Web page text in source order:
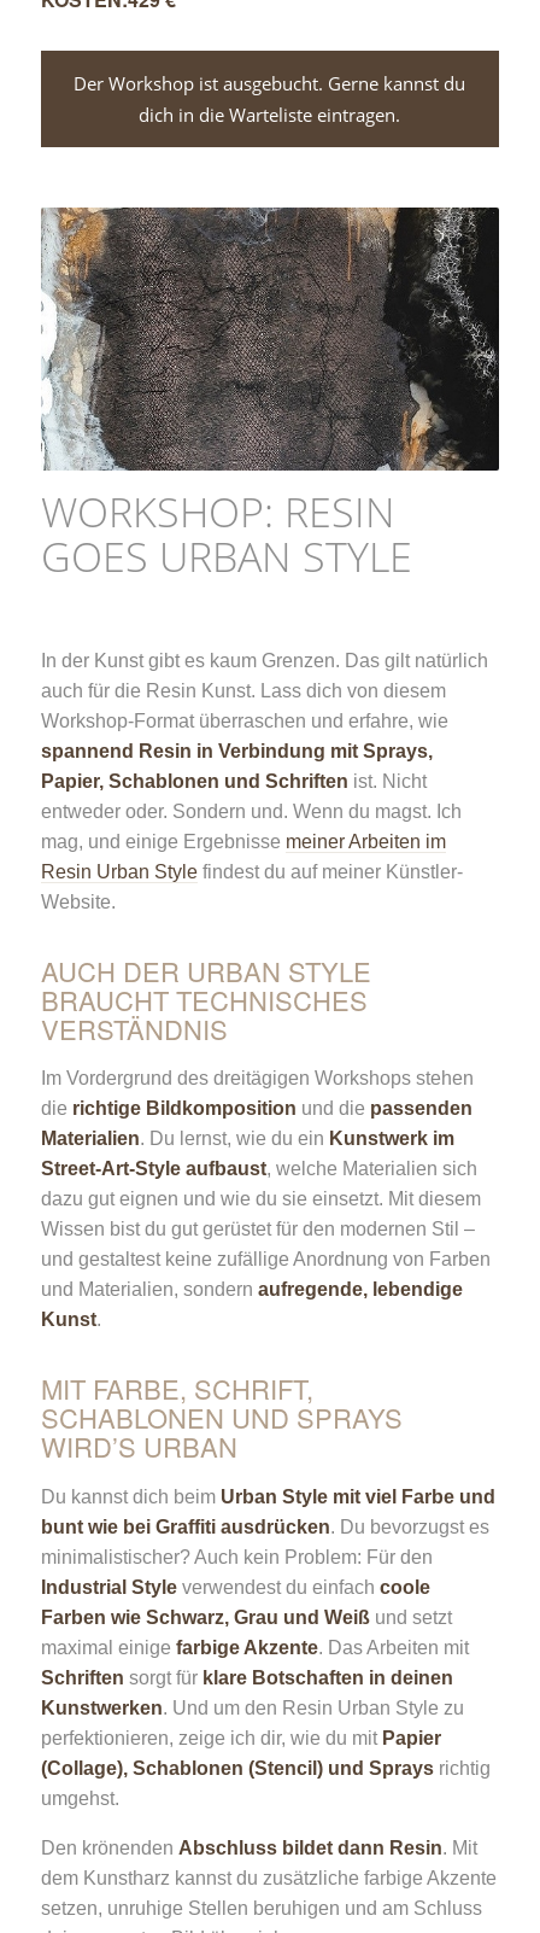
Der Workshop ist ausgebucht. Gerne kannst du
dich in die Warteliste eintragen.
WORKSHOP: RESIN
GOES URBAN STYLE
In der Kunst gibt es kaum Grenzen. Das gilt natürlich
auch für die Resin Kunst. Lass dich von diesem
Workshop-Format überraschen und erfahre, wie
spannend Resin in Verbindung mit Sprays,
Papier, Schablonen und Schriften ist. Nicht
entweder oder. Sondern und. Wenn du magst. Ich
mag, und einige Ergebnisse meiner Arbeiten im
Resin Urban Stylefindest du auf meiner Künstler-
Website.
AUCH DER URBAN STYLE
BRAUCHT TECHNISCHES
VERSTÄNDNIS
Im Vordergrund des dreitägigen Workshops stehen
die richtige Bildkomposition und die passenden
Materialien. Du lernst, wie du ein Kunstwerk im
Street-Art-Style aufbaust, welche Materialien sich
dazu gut eignen und wie du sie einsetzt. Mit diesem
Wissen bist du gut gerüstet für den modernen Stil –
und gestaltest keine zufällige Anordnung von Farben
und Materialien, sondern aufregende, lebendige
Kunst.
MIT FARBE, SCHRIFT,
SCHABLONEN UND SPRAYS
WIRD’S URBAN
Du kannst dich beim Urban Style mit viel Farbe und
bunt wie bei Graffiti ausdrücken. Du bevorzugst es
minimalistischer? Auch kein Problem: Für den
Industrial Styleverwendest du einfach coole
Farben wie Schwarz, Grau und Weißund setzt
maximal einige farbige Akzente. Das Arbeiten mit
Schriften sorgt für klare Botschaften in deinen
Kunstwerken. Und um den Resin Urban Style zu
perfektionieren, zeige ich dir, wie du mit Papier
(Collage), Schablonen (Stencil) und Spraysrichtig
umgehst.
Den krönenden Abschluss bildet dann Resin. Mit
dem Kunstharz kannst du zusätzliche farbige Akzente
setzen, unruhige Stellen beruhigen und am Schluss